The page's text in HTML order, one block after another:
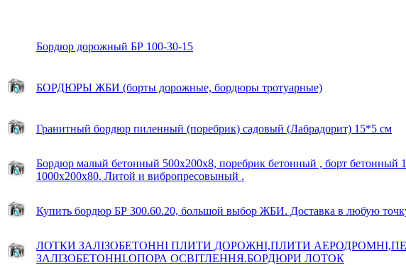
Бордюр дорожный БР 100-30-15
БОРДЮРЫ ЖБИ (борты дорожные, бордюры тротуарные)
Гранитный бордюр пиленный (поребрик) садовый (Лабрадорит) 15*5 см
Бордюр малый бетонный 500х200х8, поребрик бетонный , борт бетонный
1000х200х80. Литой и вибропресовыный .
Купить бордюр БР 300.60.20, большой выбор ЖБИ. Доставка в любую
ЛОТКИ ЗАЛІЗОБЕТОННІ ПЛИТИ ДОРОЖНІ,ПЛИТИ
ЗАЛІЗОБЕТОННІ.ОПОРА ОСВІТЛЕННЯ.БОРДЮРИ ЛОТОК